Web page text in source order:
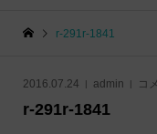
r-291r-1841
2016.07.24 admin コ
r-291r-1841